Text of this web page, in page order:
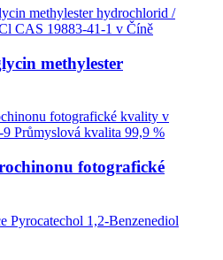
methylester
fotografické